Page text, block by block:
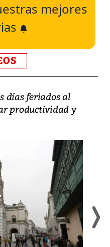
mejores
días feriados al
productividad y